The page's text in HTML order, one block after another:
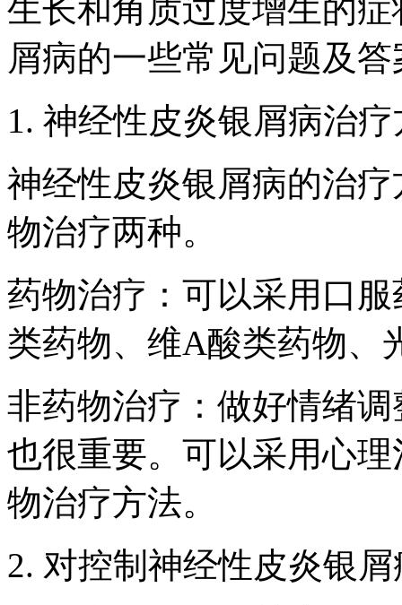
生长和角质过度增生的
屑病的一些常见问题及答
1. 神经性皮炎银屑病治
神经性皮炎银屑病的治
物治疗两种。
药物治疗：可以采用口
类药物、维A酸类药物、
非药物治疗：做好情绪
也很重要。可以采用心
物治疗方法。
2. 对控制神经性皮炎银